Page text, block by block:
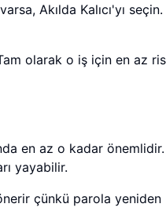
Akılda Kalıcı'yı
olarak o iş için en az
en az o kadar
yayabilir.
çünkü parola yeniden